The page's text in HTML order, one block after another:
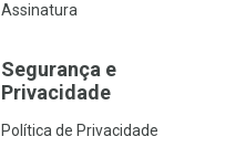
Assinatura
Segurança e
Privacidade
Política de Privacidade